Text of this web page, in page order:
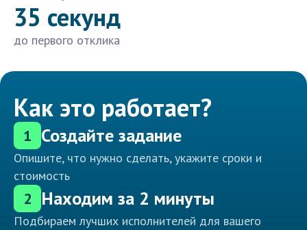
35 секунд
до первого отклика
Как это работает?
1 Создайте задание
Опишите, что нужно сделать, укажите сроки и
стоимость
2 Находим за 2 минуты
Подбираем лучших исполнителей для вашего